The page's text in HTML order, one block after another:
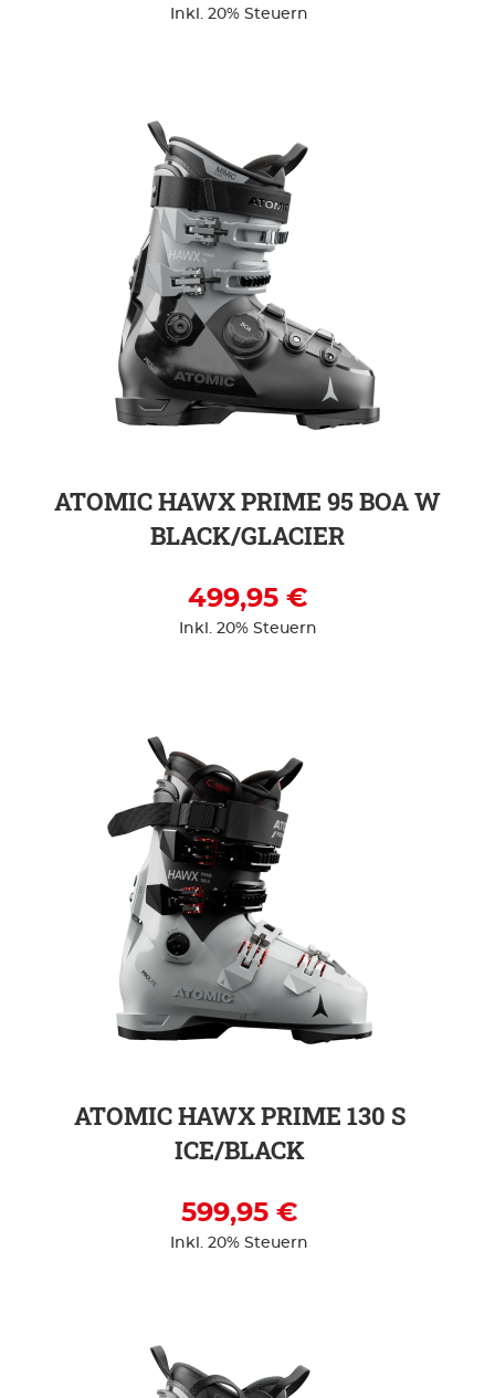
Inkl. 20% Steuern
ATOMIC HAWX PRIME 95 BOA W
BLACK/GLACIER
499,95 €
Inkl. 20% Steuern
ZUR DETAILSEITE
ATOMIC HAWX PRIME 130 S
ICE/BLACK
599,95 €
Inkl. 20% Steuern
ZUR DETAILSEITE